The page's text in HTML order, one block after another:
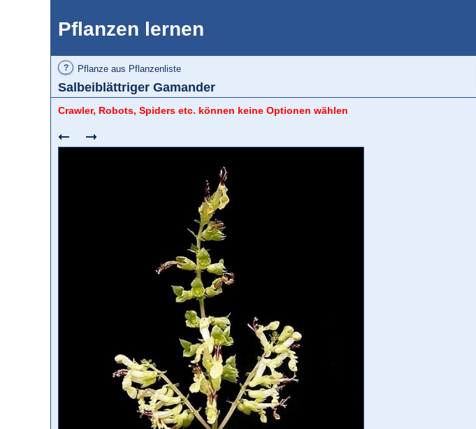
Pflanzen lernen
? Pflanze aus Pflanzenliste
Salbeiblättriger Gamander
Crawler, Robots, Spiders etc. können keine Optionen wählen